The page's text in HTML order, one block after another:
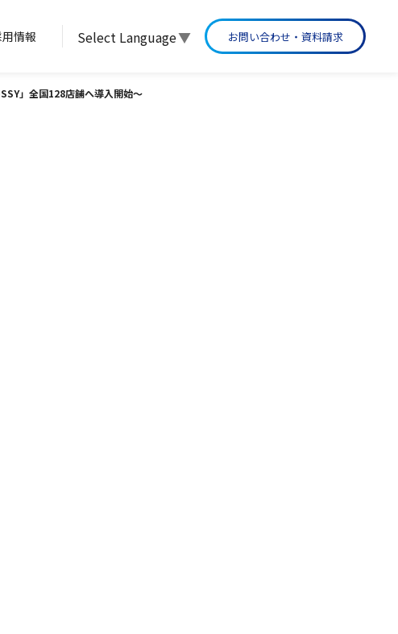
グループ沿革
情報 Select Language▼ お問い合わせ・資料請求
」全国128店舗へ導入開始〜